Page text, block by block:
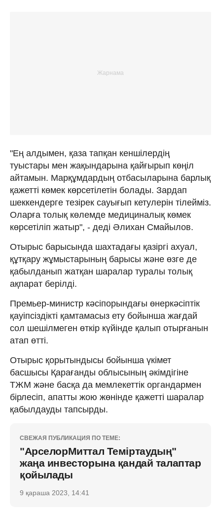
"Ең алдымен, қаза тапқан кеншілердің
туыстары мен жақындарына қайғырып көңіл
айтамын. Марқұмдардың отбасыларына барлық
қажетті көмек көрсетілетін болады. Зардап
шеккендерге тезірек сауығып кетулерін тілейміз.
Оларға толық көлемде медициналық көмек
көрсетіліп жатыр", - деді Әлихан Смайылов.
Отырыс барысында шахтадағы қазіргі ахуал,
құтқару жұмыстарының барысы және өзге де
қабылданып жатқан шаралар туралы толық
ақпарат берілді.
Премьер-министр кәсіпорындағы өнеркәсіптік
қауіпсіздікті қамтамасыз ету бойынша жағдай
сол шешілмеген өткір күйінде қалып отырғанын
атап өтті.
Отырыс қорытындысы бойынша үкімет
басшысы Қарағанды облысының әкімдігіне
ТЖМ және басқа да мемлекеттік органдармен
бірлесіп, апатты жою жөнінде қажетті шаралар
қабылдауды тапсырды.
СВЕЖАЯ ПУБЛИКАЦИЯ ПО ТЕМЕ:
"АрселорМиттал Теміртаудың"
жаңа инвесторына қандай талаптар
қойылады
9 қараша 2023, 14:41